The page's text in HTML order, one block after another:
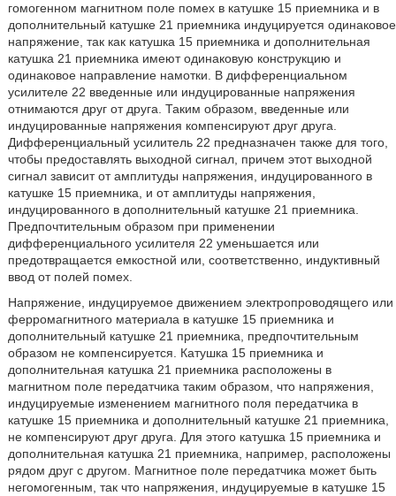
гомогенном магнитном поле помех в катушке 15 приемника и в
дополнительный катушке 21 приемника индуцируется одинаковое
напряжение, так как катушка 15 приемника и дополнительная
катушка 21 приемника имеют одинаковую конструкцию и
одинаковое направление намотки. В дифференциальном
усилителе 22 введенные или индуцированные напряжения
отнимаются друг от друга. Таким образом, введенные или
индуцированные напряжения компенсируют друг друга.
Дифференциальный усилитель 22 предназначен также для того,
чтобы предоставлять выходной сигнал, причем этот выходной
сигнал зависит от амплитуды напряжения, индуцированного в
катушке 15 приемника, и от амплитуды напряжения,
индуцированного в дополнительный катушке 21 приемника.
Предпочтительным образом при применении
дифференциального усилителя 22 уменьшается или
предотвращается емкостной или, соответственно, индуктивный
ввод от полей помех.
Напряжение, индуцируемое движением электропроводящего или
ферромагнитного материала в катушке 15 приемника и
дополнительный катушке 21 приемника, предпочтительным
образом не компенсируется. Катушка 15 приемника и
дополнительная катушка 21 приемника расположены в
магнитном поле передатчика таким образом, что напряжения,
индуцируемые изменением магнитного поля передатчика в
катушке 15 приемника и дополнительный катушке 21 приемника,
не компенсируют друг друга. Для этого катушка 15 приемника и
дополнительная катушка 21 приемника, например, расположены
рядом друг с другом. Магнитное поле передатчика может быть
негомогенным, так что напряжения, индуцируемые в катушке 15